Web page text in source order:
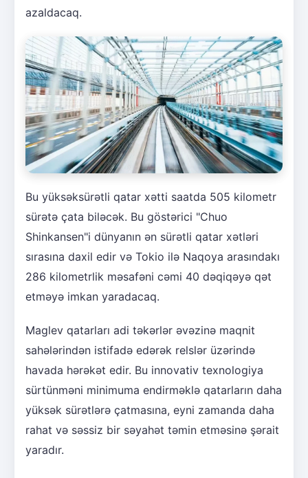
azaldacaq.
Bu yüksəksürətli qatar xətti saatda 505 kilometr
sürətə çata biləcək. Bu göstərici "Chuo
Shinkansen"i dünyanın ən sürətli qatar xətləri
sırasına daxil edir və Tokio ilə Naqoya arasındakı
286 kilometrlik məsafəni cəmi 40 dəqiqəyə qət
etməyə imkan yaradacaq.
Maglev qatarları adi təkərlər əvəzinə maqnit
sahələrindən istifadə edərək relslər üzərində
havada hərəkət edir. Bu innovativ texnologiya
sürtünməni minimuma endirməklə qatarların daha
yüksək sürətlərə çatmasına, eyni zamanda daha
rahat və səssiz bir səyahət təmin etməsinə şərait
yaradır.